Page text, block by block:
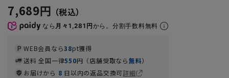
7,689円
なら 月々1,281円から。分割手数料無料
WEB会員なら38pt獲得
送料 全国一律550円（店舗受取なら無料）
お届けから 8 日以内の返品交換可詳細